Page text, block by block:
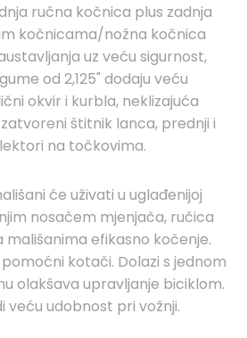
ručna kočnica plus zadnja
kočnicama/nožna kočnica
uz veću sigurnost,
od 2,125" dodaju veću
okvir i kurbla, neklizajuća
štitnik lanca, prednji i
na točkovima.
će uživati ​​u uglađenijoj
nosačem mjenjača, ručica
efikasno kočenje.
kotači. Dolazi s jednom
olakšava upravljanje biciklom.
veću udobnost pri vožnji.